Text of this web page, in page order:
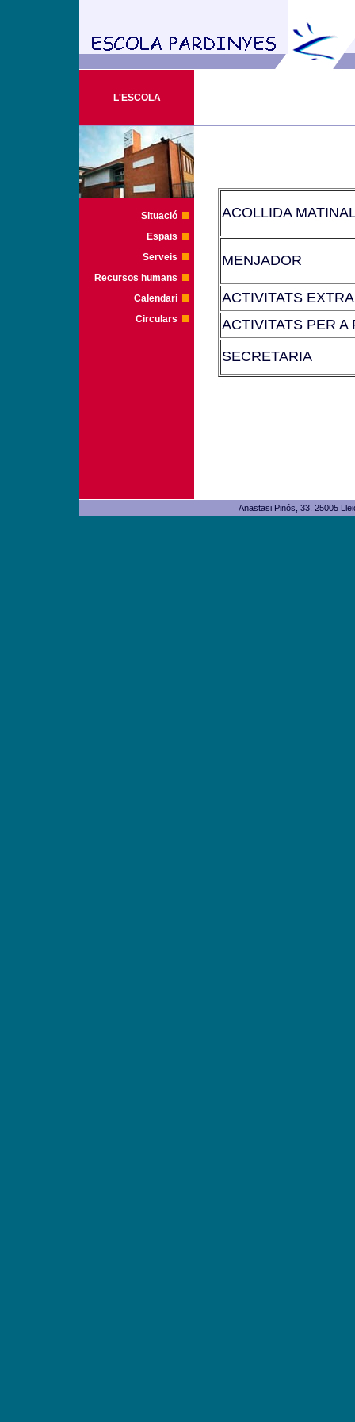
L'ESCOLA
Situació
Espais
Serveis
Recursos humans
Calendari
Circulars
ACOLLIDA
MENJADOR
ACTIVITATS
ACTIVITATS PER A
SECRETARIA
Anastasi Pinós, 33. 25005